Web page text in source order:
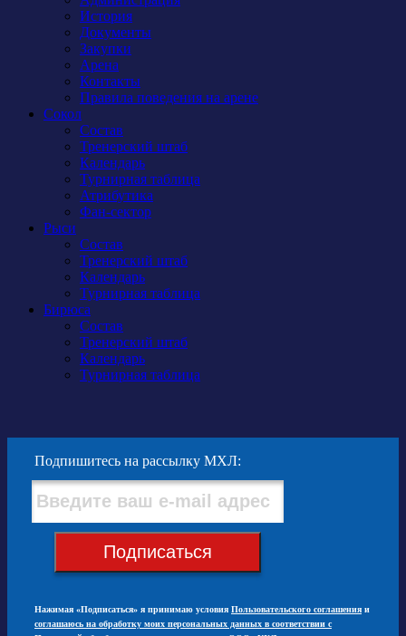
История
Документы
Закупки
Арена
Контакты
Правила поведения на арене
Сокол
Состав
Тренерский штаб
Календарь
Турнирная таблица
Атрибутика
Фан-сектор
Рыси
Состав
Тренерский штаб
Календарь
Турнирная таблица
Бирюса
Состав
Тренерский штаб
Календарь
Турнирная таблица
Подпишитесь на рассылку МХЛ:
Подписаться
Нажимая «Подписаться» я принимаю условия Пользовательского соглашения и
соглашаюсь на обработку моих персональных данных в соответствии с